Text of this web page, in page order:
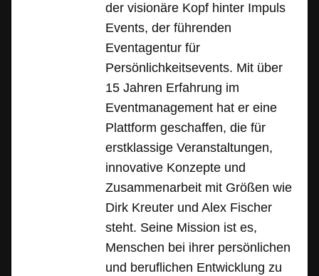
der visionäre Kopf hinter Impuls
Events, der führenden
Eventagentur für
Persönlichkeitsevents. Mit über
15 Jahren Erfahrung im
Eventmanagement hat er eine
Plattform geschaffen, die für
erstklassige Veranstaltungen,
innovative Konzepte und
Zusammenarbeit mit Größen wie
Dirk Kreuter und Alex Fischer
steht. Seine Mission ist es,
Menschen bei ihrer persönlichen
und beruflichen Entwicklung zu